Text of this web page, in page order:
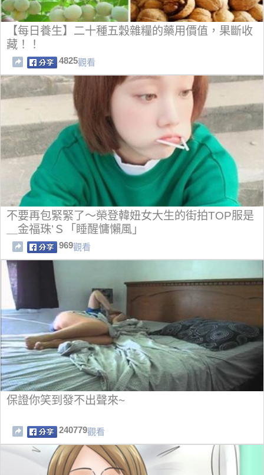
【每日養生】二十種五穀雜糧的藥用價值，果斷收
藏！！
4825觀看
不要再包緊緊了～榮登韓妞女大生的街拍TOP服是
＿金福珠’Ｓ「睡醒慵懶風」
969觀看
保證你笑到發不出聲來~
240779觀看